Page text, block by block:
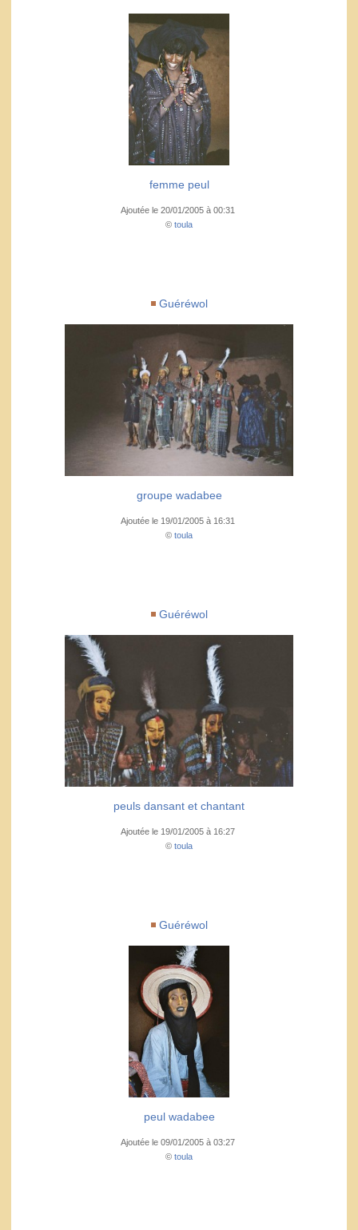
femme peul
Ajoutée le 20/01/2005 à 00:31
© toula
Guéréwol
groupe wadabee
Ajoutée le 19/01/2005 à 16:31
© toula
Guéréwol
peuls dansant et chantant
Ajoutée le 19/01/2005 à 16:27
© toula
Guéréwol
peul wadabee
Ajoutée le 09/01/2005 à 03:27
© toula